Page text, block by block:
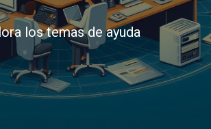
los temas de ayuda